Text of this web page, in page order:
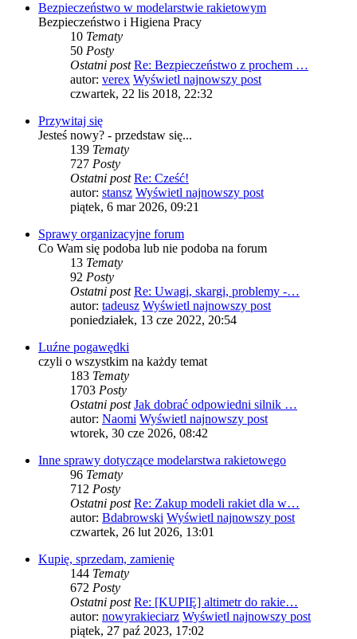
Bezpieczeństwo w modelarstwie rakietowym
Bezpieczeństwo i Higiena Pracy
10 Tematy
50 Posty
Ostatni post Re: Bezpieczeństwo z prochem …
autor: verex Wyświetl najnowszy post
czwartek, 22 lis 2018, 22:32
Przywitaj się
Jesteś nowy? - przedstaw się...
139 Tematy
727 Posty
Ostatni post Re: Cześć!
autor: stansz Wyświetl najnowszy post
piątek, 6 mar 2026, 09:21
Sprawy organizacyjne forum
Co Wam się podoba lub nie podoba na forum
13 Tematy
92 Posty
Ostatni post Re: Uwagi, skargi, problemy -…
autor: tadeusz Wyświetl najnowszy post
poniedziałek, 13 cze 2022, 20:54
Luźne pogawędki
czyli o wszystkim na każdy temat
183 Tematy
1703 Posty
Ostatni post Jak dobrać odpowiedni silnik …
autor: Naomi Wyświetl najnowszy post
wtorek, 30 cze 2026, 08:42
Inne sprawy dotyczące modelarstwa rakietowego
96 Tematy
712 Posty
Ostatni post Re: Zakup modeli rakiet dla w…
autor: Bdabrowski Wyświetl najnowszy post
czwartek, 26 lut 2026, 13:01
Kupię, sprzedam, zamienię
144 Tematy
672 Posty
Ostatni post Re: [KUPIĘ] altimetr do rakie…
autor: nowyrakieciarz Wyświetl najnowszy post
piątek, 27 paź 2023, 17:02